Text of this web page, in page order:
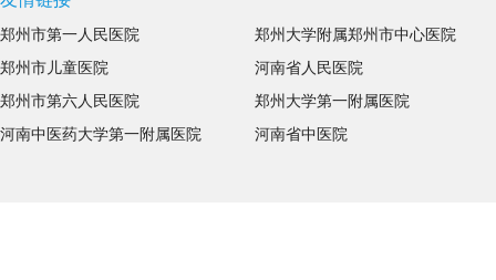
郑州市第一人民医院
郑州市儿童医院
郑州市第六人民医院
河南中医药大学第一附属医院
郑州大学附属郑州市中心医院
河南省人民医院
郑州大学第一附属医院
河南省中医院